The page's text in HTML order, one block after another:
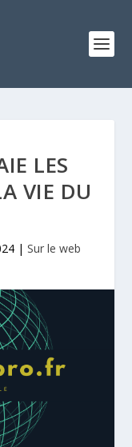
LES
VIE DU
| Sur le web